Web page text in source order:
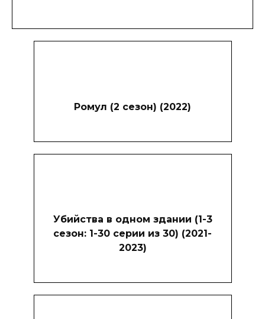
Ромул (2 сезон) (2022)
Убийства в одном здании (1-3
сезон: 1-30 серии из 30) (2021-
2023)